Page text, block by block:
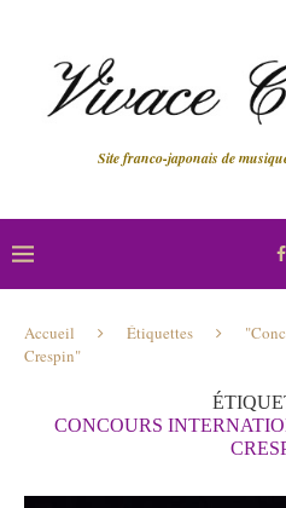
Site franco-japonais de
Accueil Étiquettes
Crespin"
CONCOURS